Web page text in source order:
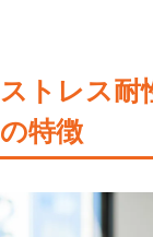
ストレス耐
の特徴